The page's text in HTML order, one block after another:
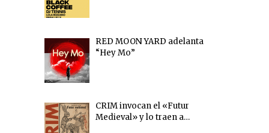
RED MOON YARD adelanta
“Hey Mo”
CRIM invocan el «Futur
Medieval» y lo traen a…